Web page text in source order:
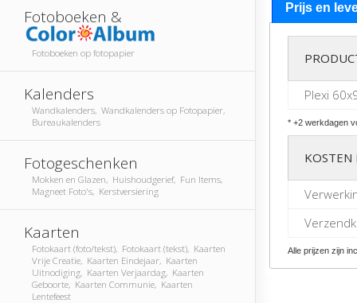
Fotoboeken &
Fotoboeken op fotopapier
Kalenders
Wandkalenders, Wandkalenders op Fotopapier,
Bureaukalenders
Fotogeschenken
Mokken en Glazen, Huishoudgerief, Fun Items,
Magneet Foto's, Kerstversiering
Kaarten
Fotokaart (foto/tekst), Fotokaart (tekst), Kaarten
Vrije Creatie, Kaarten Eindejaar, Kaarten
Uitnodiging, Kaarten Verjaardag, Kaarten
Geboorte, Kaarten Communie, Kaarten
Lentefeest
Prijs en
Plexi
* +2 werkdagen
KOSTEN
Alle prijzen zijn